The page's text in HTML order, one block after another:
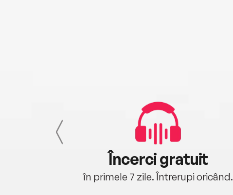
Încerci gratuit
în primele 7 zile. Întrerupi oricând.